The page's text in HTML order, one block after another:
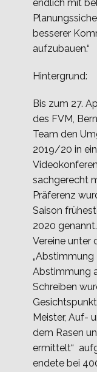
endlich mit
besserer
aufzubauen.“
Hintergrund:
Bis zum 27.
des FVM,
Team den
2019/20 in
sachgerecht
Präferenz
Saison
2020
Vereine unter
Abstimmung
Schreiben
Meister, Auf-
dem Rasen
ermittelt“
endete bei